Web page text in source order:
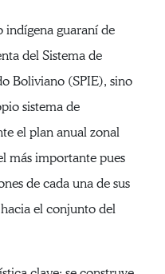
indígena guaraní de
del Sistema de
Boliviano (SPIE), sino
sistema de
el plan anual zonal
más importante pues
de cada una de sus
el conjunto del